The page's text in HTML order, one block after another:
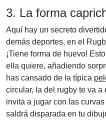
3. La forma
Aquí hay un secreto
demás deportes, en el
¡Tiene forma de huevo!
ella quiere, añadiendo
has cansado de la típica
circular, la del rugby te va a
invita a jugar con las
saldrá disparada en tu